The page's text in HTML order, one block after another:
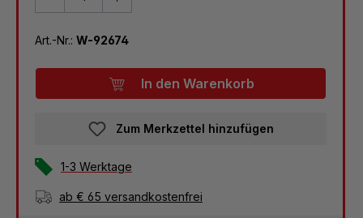
Art.-Nr.: W-92674
In den Warenkorb
Zum Merkzettel hinzufügen
1-3 Werktage
ab € 65 versandkostenfrei